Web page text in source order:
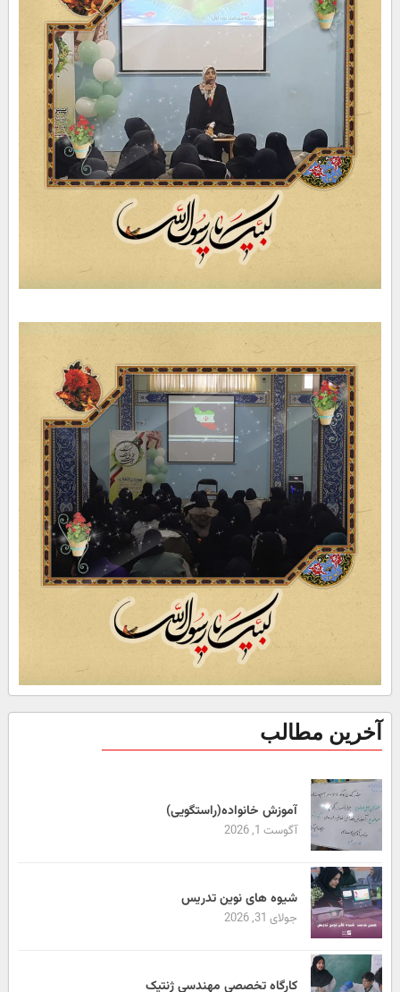
آخرین مطالب
آموزش خانواده(راستگویی)
آگوست 1, 2026
شیوه های نوین تدریس
جولای 31, 2026
کارگاه تخصصی مهندسی ژنتیک